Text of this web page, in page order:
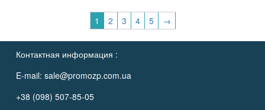
1 2 3 4 5 →
Контактная информация :
E-mail: sale@promozp.com.ua
+38 (098) 507-85-05